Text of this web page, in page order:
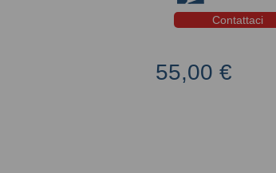
Contattaci
55,00 €